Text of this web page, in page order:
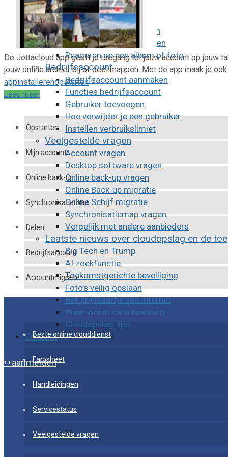
Delen
Delen met personen
Openbare URL aanmaken
Openbare URL verwijderen
Reageren op een album of foto
Bedrijfsaccount
Bedrijfsaccount aanmaken
Functies bedrijfsaccount
Gebruiker toevoegen
Hoe verwijder je een gebruiker
Instellen verbruikslimiet
Veelgestelde vragen
Account vragen
Desktop software vragen
Online back-up vragen
Online Back-up migratie
Online Schijf migratie
Synchronisatiemap vragen
Vergelijk met andere aanbieders
Laatste nieuws over cloudopslag en de
Big Tech en Trump
AI zoekfunctie
Toekomstgerichte beveiliging
Foto’s veilig opslaan
Het prijskaartje van Internet
Waar wordt data bewaard
Cloudopslag tips
Contact
aanmelden
De Jottacloud app geeft je toegang tot jouw account op jouw
jouw online archief bij of deel mappen. Met de app maak je
appinstallerenopstarten
Lees meer
Opstarten
Mijn account
Online back-up
Synchronisatiemap
Delen
Bedrijfsaccount
Accountmigratie
Beste online clouddienst
Factsheet
Handleidingen
Servicestatus
Veelgestelde vragen